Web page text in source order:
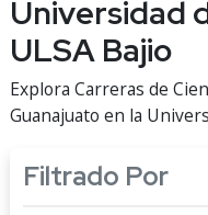
Universidad
ULSA Bajio
Explora Carreras de
Guanajuato en la
Filtrado Por